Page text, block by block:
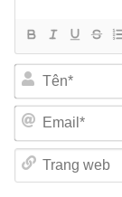
Tên*
Email*